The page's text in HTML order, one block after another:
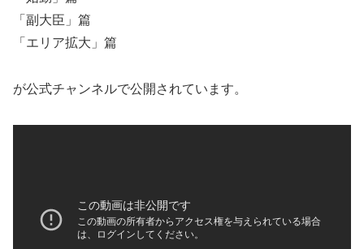
「副大臣」篇
「エリア拡大」篇
が公式チャンネルで公開されています。